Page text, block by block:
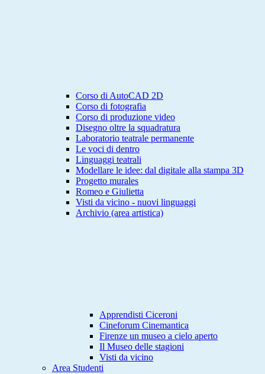
Corso di AutoCAD 2D
Corso di fotografia
Corso di produzione video
Disegno oltre la squadratura
Laboratorio teatrale permanente
Le voci di dentro
Linguaggi teatrali
Modellare le idee: dal digitale alla stampa 3D
Progetto murales
Romeo e Giulietta
Visti da vicino - nuovi linguaggi
Archivio (area artistica)
Apprendisti Ciceroni
Cineforum Cinemantica
Firenze un museo a cielo aperto
Il Museo delle stagioni
Visti da vicino
Area Studenti